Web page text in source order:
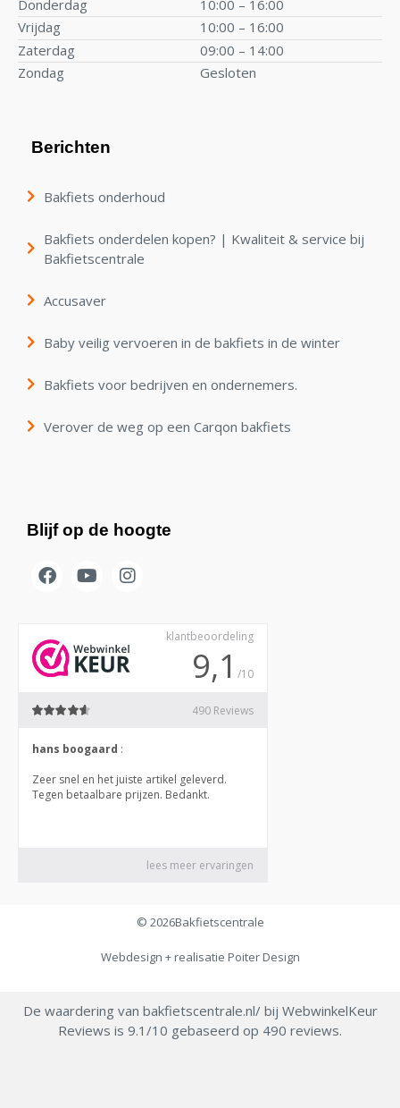
Donderdag
10:00 – 16:00
Vrijdag
10:00 – 16:00
Zaterdag
09:00 – 14:00
Zondag
Gesloten
Berichten
Bakfiets onderhoud
Bakfiets onderdelen kopen? | Kwaliteit & service bij
Bakfietscentrale
Accusaver
Baby veilig vervoeren in de bakfiets in de winter
Bakfiets voor bedrijven en ondernemers.
Verover de weg op een Carqon bakfiets
Blijf op de hoogte
© 2026Bakfietscentrale
Webdesign + realisatie Poiter Design
De waardering van bakfietscentrale.nl/ bij WebwinkelKeur
Reviews is 9.1/10 gebaseerd op 490 reviews.